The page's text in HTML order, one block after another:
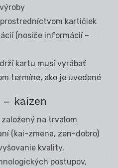
kartičiek
(nosiče informácií –
kartu musí vyrábať
termíne, ako je uvedené
– kaizen
na trvalom
(kai-zmena, zen-dobro)
kvality,
postupov,